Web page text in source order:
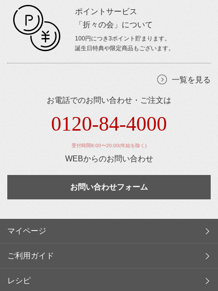
ポイントサービス
「折々の会」について
100円につき3ポイント貯まります。
誕生日特典や限定商品もございます。
一覧を見る
お電話でのお問い合わせ・ご注文は
0120-84-4000
受付時間8:00〜20:00(年始を除く)
WEBからのお問い合わせ
お問い合わせフォーム
マイページ
ご利用ガイド
レシピ